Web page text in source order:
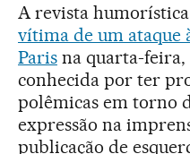
A revista
vítima de um ataque
Parisna quarta-feira,
conhecida por ter
polêmicas em torno
expressão na
publicação de